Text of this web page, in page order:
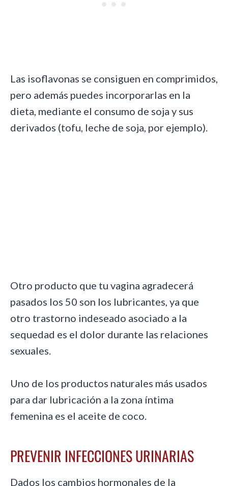
Las isoflavonas se consiguen en comprimidos,
pero además puedes incorporarlas en la
dieta, mediante el consumo de soja y sus
derivados (tofu, leche de soja, por ejemplo).
Otro producto que tu vagina agradecerá
pasados los 50 son los lubricantes, ya que
otro trastorno indeseado asociado a la
sequedad es el dolor durante las relaciones
sexuales.
Uno de los productos naturales más usados
para dar lubricación a la zona íntima
femenina es el aceite de coco.
PREVENIR INFECCIONES URINARIAS
Dados los cambios hormonales de la